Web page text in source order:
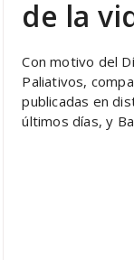
de la
Con motivo del
Paliativos,
publicadas en
últimos días, y